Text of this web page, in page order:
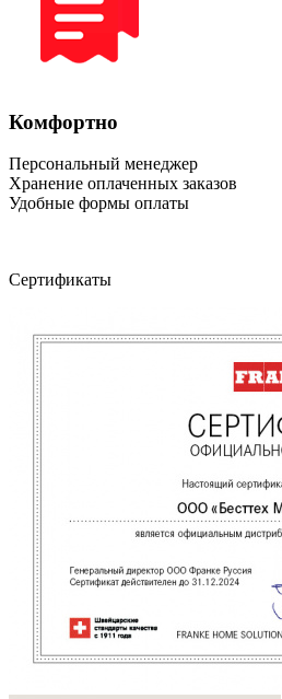
Комфортно
Персональный менеджер
Хранение оплаченных заказов
Удобные формы оплаты
Сертификаты